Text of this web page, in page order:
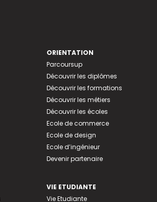
ORIENTATION
Parcoursup
Découvrir les diplômes
Découvrir les formations
Découvrir les métiers
Découvrir les écoles
Ecole de commerce
Ecole de design
Ecole d’ingénieur
Devenir partenaire
VIE ETUDIANTE
Vie Etudiante